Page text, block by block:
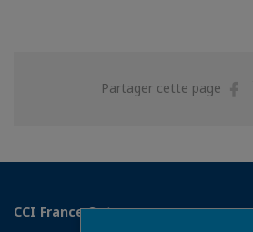
Partager cette page
CCI France Qatar